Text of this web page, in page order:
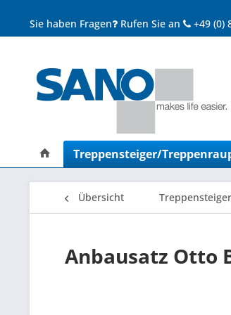
Sie haben Fragen Rufen Sie an +49 (0)
Treppensteiger/
Übersicht
Anbausatz Otto